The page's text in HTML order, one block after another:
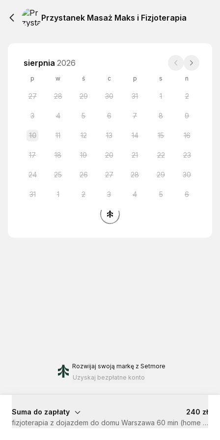
Przystanek Masaż Maks i Fizjoterapia
sierpnia 2026
p w ś c p s n
27 28 29 30 31 1 2
3 4 5 6 7 8 9
10 11 12 13 14 15 16
17 18 19 20 21 22 23
24 25 26 27 28 29 30
31 1 2 3 4 5 6
Rozwijaj swoją markę z Setmore
Uzyskaj bezpłatne konto
Suma do zapłaty
240 zł
fizjoterapia z dojazdem do domu Warszawa 60